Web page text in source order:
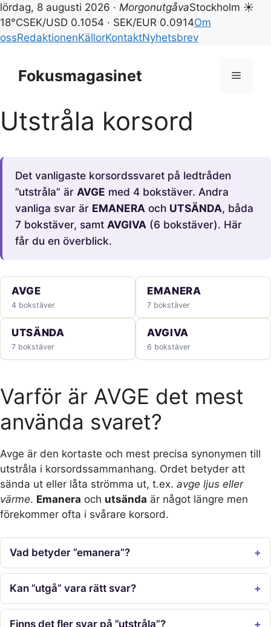
lördag, 8 augusti 2026 · MorgonutgåvaStockholm ☀
18°CSEK/USD 0.1054 · SEK/EUR 0.0914Om
ossRedaktionenKällorKontaktNyhetsbrev
innehållFokusmagasinet Meny
Utstråla korsord
Det vanligaste korsordssvaret på ledtråden
”utstråla” är AVGE med 4 bokstäver. Andra
vanliga svar är EMANERAoch UTSÄNDA, båda
7 bokstäver, samt AVGIVA(6 bokstäver). Här
får du en överblick.
AVGE
4 bokstäver
EMANERA
7 bokstäver
UTSÄNDA
7 bokstäver
AVGIVA
6 bokstäver
Varför är AVGE det mest
använda svaret?
Avge är den kortaste och mest precisa synonymen till
utstråla i korsordssammanhang. Ordet betyder att
sända ut eller låta strömma ut, t.ex. avge ljus eller
värme. Emanera och utsända är något längre men
förekommer ofta i svårare korsord.
Vad betyder ”emanera”?
Kan ”utgå” vara rätt svar?
Finns det fler svar på ”utstråla”?